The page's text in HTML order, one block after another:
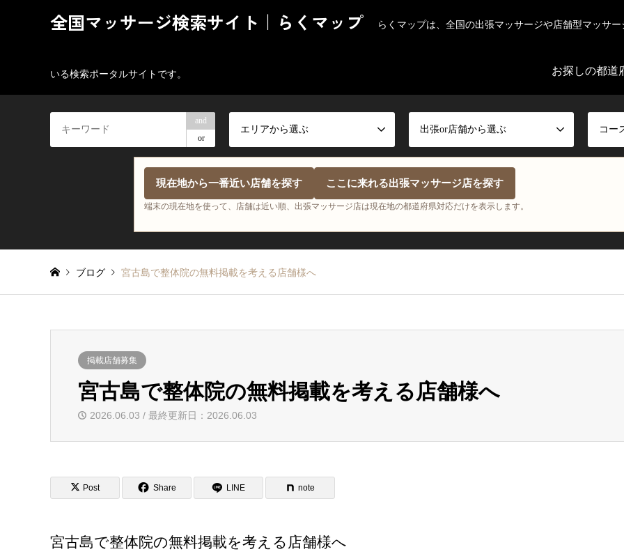
全国マッサージ検索サイト｜らくマップ らくマップは、全国の出張マッサージや店舗型マッサ
いる検索ポータルサイトです。 お探しの都道
and
or
エリアから選ぶ 出張or店舗から選ぶ コー
現在地から一番近い店舗を探す ここに来れる出張マッサージ店を探す
端末の現在地を使って、店舗は近い順、出張マッサージ店は現在地の都道府県対応だけを表示します。
ブログ 宮古島で整体院の無料掲載を考える店舗様へ
掲載店舗募集
宮古島で整体院の無料掲載を考える店舗様へ
2026.06.03 / 最終更新日：2026.06.03
Post Share LINE note
宮古島で整体院の無料掲載を考える店舗様へ